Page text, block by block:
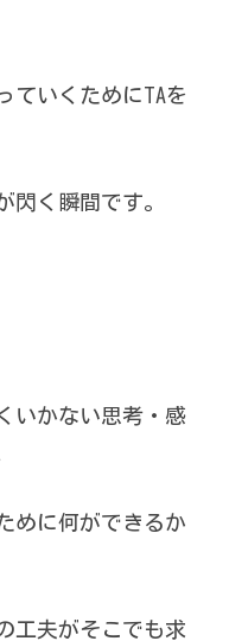
ていくためにTAを
閃く瞬間です。
いかない思考・感
めに何ができるか
工夫がそこでも求